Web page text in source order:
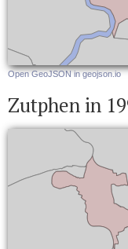
Open GeoJSON in geojson.io
Zutphen in